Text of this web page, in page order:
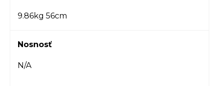
9.86kg 56cm
Nosnosť
N/A